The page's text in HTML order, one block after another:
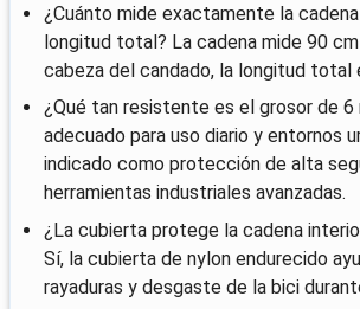
¿Cuánto mide exactamente la
longitud total? La cadena mide 90
cabeza del candado, la longitud total
¿Qué tan resistente es el grosor de 6
adecuado para uso diario y entornos
indicado como protección de alta
herramientas industriales avanzadas.
¿La cubierta protege la cadena
Sí, la cubierta de nylon endurecido
rayaduras y desgaste de la bici